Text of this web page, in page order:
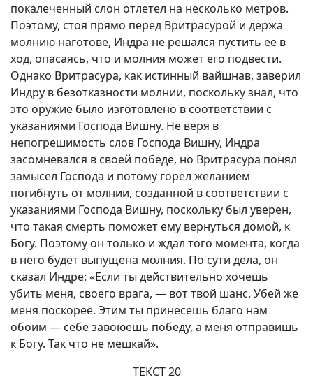
покалеченный слон отлетел на несколько метров.
Поэтому, стоя прямо перед Вритрасурой и держа
молнию наготове, Индра не решался пустить ее в
ход, опасаясь, что и молния может его подвести.
Однако Вритрасура, как истинный вайшнав, заверил
Индру в безотказности молнии, поскольку знал, что
это оружие было изготовлено в соответствии с
указаниями Господа Вишну. Не веря в
непогрешимость слов Господа Вишну, Индра
засомневался в своей победе, но Вритрасура понял
замысел Господа и потому горел желанием
погибнуть от молнии, созданной в соответствии с
указаниями Господа Вишну, поскольку был уверен,
что такая смерть поможет ему вернуться домой, к
Богу. Поэтому он только и ждал того момента, когда
в него будет выпущена молния. По сути дела, он
сказал Индре: «Если ты действительно хочешь
убить меня, своего врага, — вот твой шанс. Убей же
меня поскорее. Этим ты принесешь благо нам
обоим — себе завоюешь победу, а меня отправишь
к Богу. Так что не мешкай».
ТЕКСТ 20